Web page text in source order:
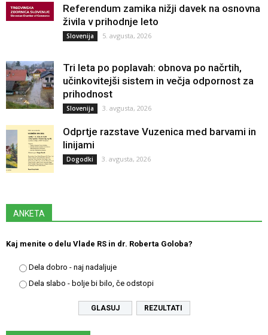
Referendum zamika nižji davek na osnovna
živila v prihodnje leto
Slovenija 5. avgusta, 2026
Tri leta po poplavah: obnova po načrtih,
učinkovitejši sistem in večja odpornost za
prihodnost
Slovenija 3. avgusta, 2026
Odprtje razstave Vuzenica med barvami in
linijami
Dogodki 3. avgusta, 2026
ANKETA
Kaj menite o delu Vlade RS in dr. Roberta Goloba?
Dela dobro - naj nadaljuje
Dela slabo - bolje bi bilo, če odstopi
REZULTATI